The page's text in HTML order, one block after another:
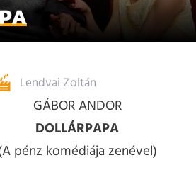
Lendvai Zoltán
GÁBOR ANDOR
DOLLÁRPAPA
pénz komédiája zenével)